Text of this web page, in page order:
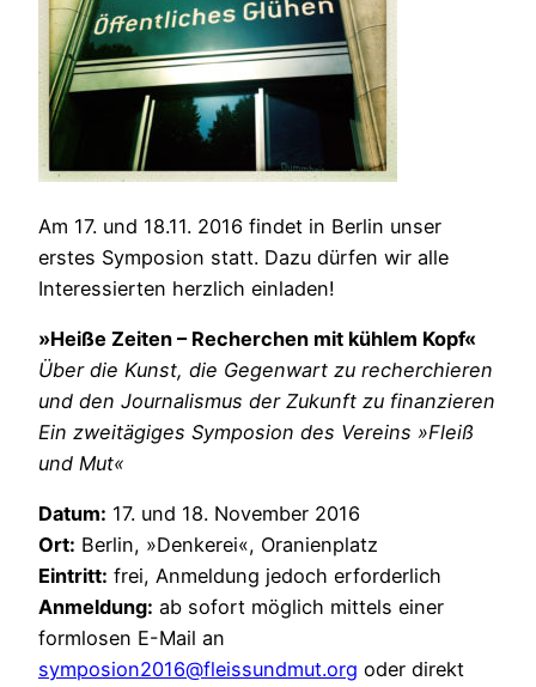
Am 17. und 18.11. 2016 findet in Berlin unser
erstes Symposion statt. Dazu dürfen wir alle
Interessierten herzlich einladen!
»Heiße Zeiten – Recherchen mit kühlem Kopf«
Über die Kunst, die Gegenwart zu recherchieren
und den Journalismus der Zukunft zu finanzieren
Ein zweitägiges Symposion des Vereins »Fleiß
und Mut«
Datum: 17. und 18. November 2016
Ort: Berlin, »Denkerei«, Oranienplatz
Eintritt: frei, Anmeldung jedoch erforderlich
Anmeldung: ab sofort möglich mittels einer
formlosen E-Mail an
symposion2016@fleissundmut.org oder direkt